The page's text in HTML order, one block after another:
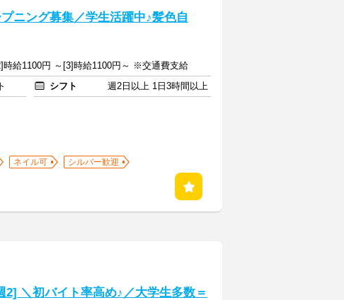
ニング募集／学生活躍中♪髪色自
時給1100円 ～[3]時給1100円～ ※交通費支給
シフト
週2日以上 1日3時間以上
ネイル可
シルバー歓迎
2] ＼初バイト率高め♪／大学生多数＝